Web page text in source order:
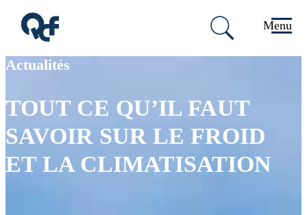
Passer au contenu principal
Passer au pied de page Menu
Actualités
TOUT CE QU’IL FAUT
SAVOIR SUR LE FROID
ET LA CLIMATISATION